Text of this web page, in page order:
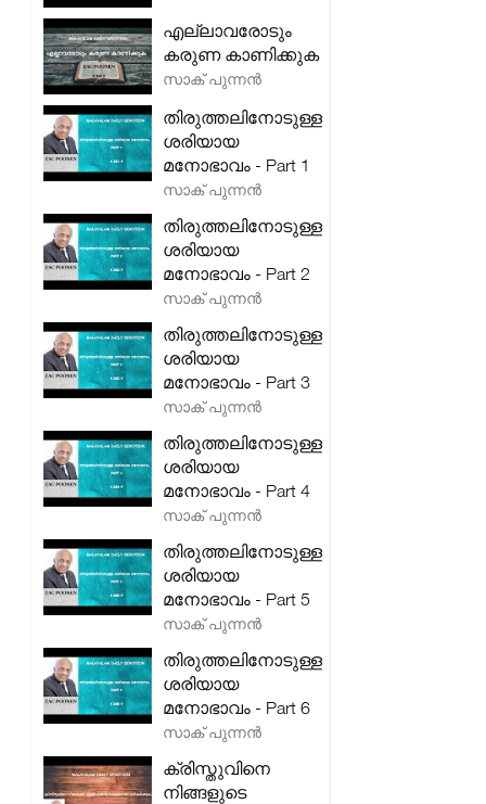
എല്ലാവരോടും
കരുണ കാണിക്കുക
സാക് പുന്നൻ
തിരുത്തലിനോടുള്ള
ശരിയായ
മനോഭാവം - Part 1
സാക് പുന്നൻ
തിരുത്തലിനോടുള്ള
ശരിയായ
മനോഭാവം - Part 2
സാക് പുന്നൻ
തിരുത്തലിനോടുള്ള
ശരിയായ
മനോഭാവം - Part 3
സാക് പുന്നൻ
തിരുത്തലിനോടുള്ള
ശരിയായ
മനോഭാവം - Part 4
സാക് പുന്നൻ
തിരുത്തലിനോടുള്ള
ശരിയായ
മനോഭാവം - Part 5
സാക് പുന്നൻ
തിരുത്തലിനോടുള്ള
ശരിയായ
മനോഭാവം - Part 6
സാക് പുന്നൻ
ക്രിസ്തുവിനെ
നിങ്ങളുടെ